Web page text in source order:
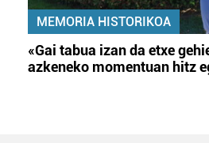
MEMORIA HISTORIKOA
«Gai tabua izan da etxe
azkeneko momentuan hitz